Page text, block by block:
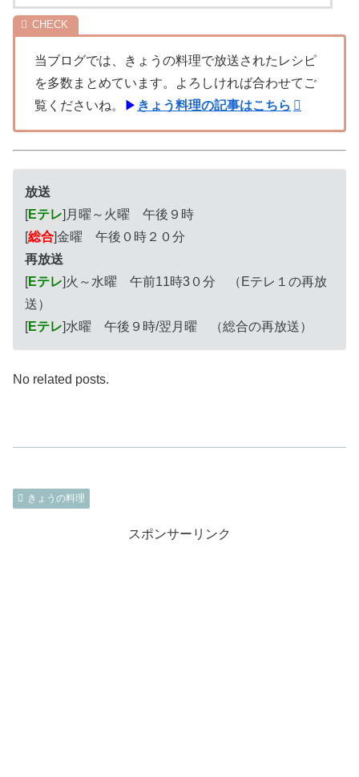
当ブログでは、きょうの料理で放送されたレシピ
を多数まとめています。よろしければ合わせてご
覧くださいね。
▶ きょう料理の記事はこちら
放送
Eテレ ]月曜～火曜 午後９時
総合 ]金曜 午後０時２０分
再放送
Eテレ ]火～水曜 午前11時3０分 （Eテレ１の再放
送）
Eテレ ]水曜 午後９時/翌月曜 （総合の再放送）
No related posts.
きょうの料理
スポンサーリンク